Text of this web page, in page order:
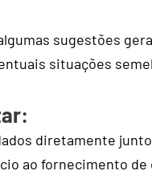
sugestões
situações
diretamente
ao fornecimento de